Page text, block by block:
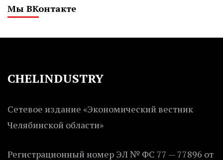
Мы ВКонтакте
CHELINDUSTRY
Сетевое издание «Экономический вестник
Челябинской области»
Регистрационный номер ЭЛ № ФС 77 — 77896 от